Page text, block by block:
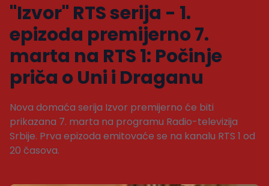
"Izvor" RTS serija - 1.
epizoda premijerno 7.
marta na RTS 1: Počinje
priča o Uni i Draganu
Nova domaća serija Izvor premijerno će biti
prikazana 7. marta na programu Radio-televizija
Srbije. Prva epizoda emitovaće se na kanalu RTS 1 od
20 časova.